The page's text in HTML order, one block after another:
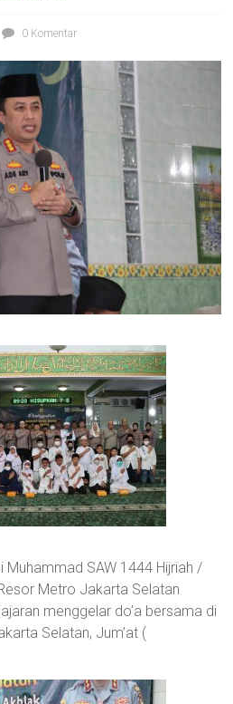
0 Komentar
Muhammad SAW 1444 Hijriah /
Metro Jakarta Selatan
menggelar do’a bersama di
Selatan, Jum’at (